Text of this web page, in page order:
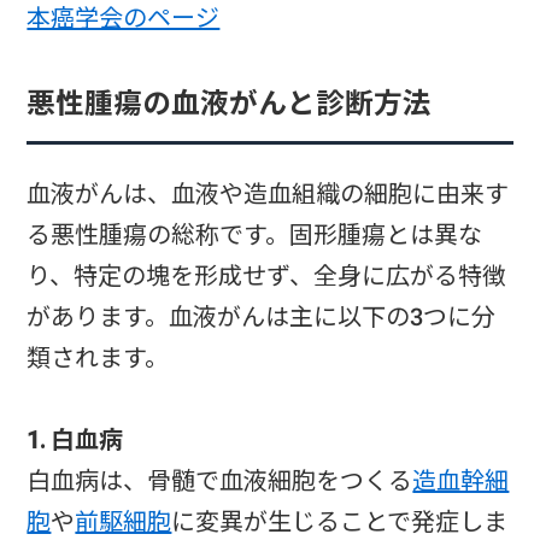
本癌学会のページ
悪性腫瘍の血液がんと診断方法
血液がんは、血液や造血組織の細胞に由来す
る悪性腫瘍の総称です。固形腫瘍とは異な
り、特定の塊を形成せず、全身に広がる特徴
があります。血液がんは主に以下の3つに分
類されます。
1. 白血病
白血病は、骨髄で血液細胞をつくる造血幹細
胞や前駆細胞に変異が生じることで発症しま